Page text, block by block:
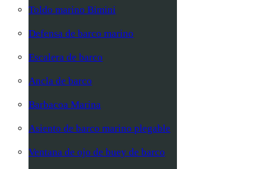
Toldo marino Bimini
Defensa de barco marino
Escalera de barco
Ancla de barco
Barbacoa Marina
Asiento de barco marino plegable
Ventana de ojo de buey de barco